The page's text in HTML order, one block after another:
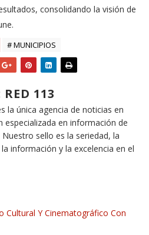
consolidando la visión de
# MUNICIPIOS
113
la única agencia de noticias en
especializada en información de
Nuestro sello es la seriedad, la
información y la excelencia en el
Cultural Y Cinematográfico Con